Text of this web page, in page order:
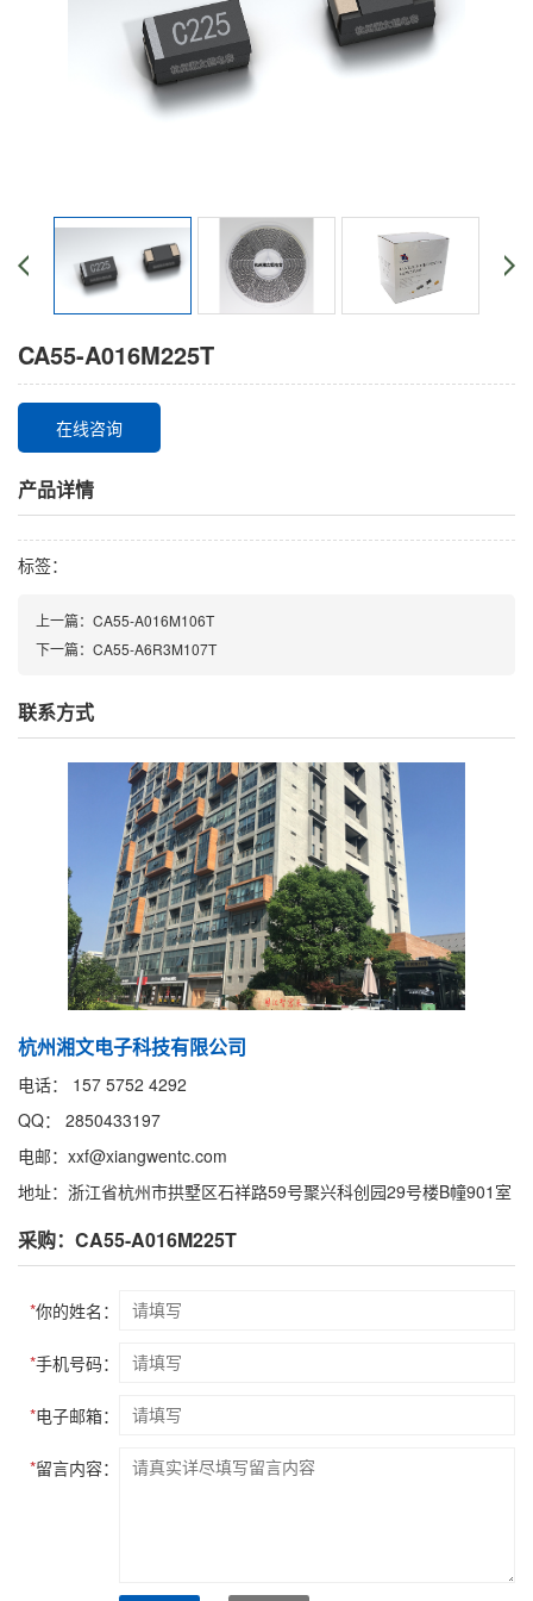
CA55-A016M225T
在线咨询
产品详情
标签：
上一篇： CA55-A016M106T
下一篇： CA55-A6R3M107T
联系方式
杭州湘文电子科技有限公司
电话： 157 5752 4292
QQ： 2850433197
电邮：xxf@xiangwentc.com
地址：浙江省杭州市拱墅区石祥路59号聚兴科创园29号楼B幢901室
采购：CA55-A016M225T
*你的姓名：
*手机号码：
*电子邮箱：
*留言内容：